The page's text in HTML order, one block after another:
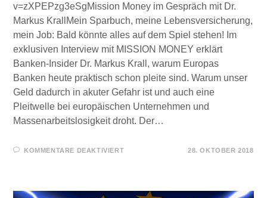
v=zXPEPzg3eSgMission Money im Gespräch mit Dr.
Markus KrallMein Sparbuch, meine Lebensversicherung,
mein Job: Bald könnte alles auf dem Spiel stehen! Im
exklusiven Interview mit MISSION MONEY erklärt
Banken-Insider Dr. Markus Krall, warum Europas
Banken heute praktisch schon pleite sind. Warum unser
Geld dadurch in akuter Gefahr ist und auch eine
Pleitwelle bei europäischen Unternehmen und
Massenarbeitslosigkeit droht. Der…
KOMMENTARE DEAKTIVIERTFÜR
28. OKTOBER 2018